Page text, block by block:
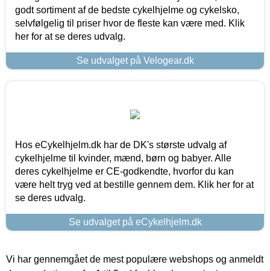
godt sortiment af de bedste cykelhjelme og cykelsko,
selvfølgelig til priser hvor de fleste kan være med. Klik
her for at se deres udvalg.
Se udvalget på Velogear.dk
Hos eCykelhjelm.dk har de DK's største udvalg af
cykelhjelme til kvinder, mænd, børn og babyer. Alle
deres cykelhjelme er CE-godkendte, hvorfor du kan
være helt tryg ved at bestille gennem dem. Klik her for at
se deres udvalg.
Se udvalget på eCykelhjelm.dk
Vi har gennemgået de mest populære webshops og anmeldt